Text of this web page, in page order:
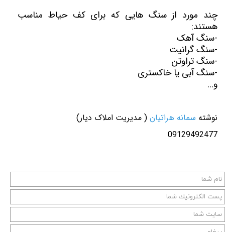
چند مورد از سنگ هایی که برای کف حیاط مناسب
هستند:
-سنگ آهک
-سنگ گرانیت
-سنگ تراوتن
-سنگ آبی یا خاکستری
و...
نوشته سمانه هراتیان ( مدیریت املاک دیار)
09129492477